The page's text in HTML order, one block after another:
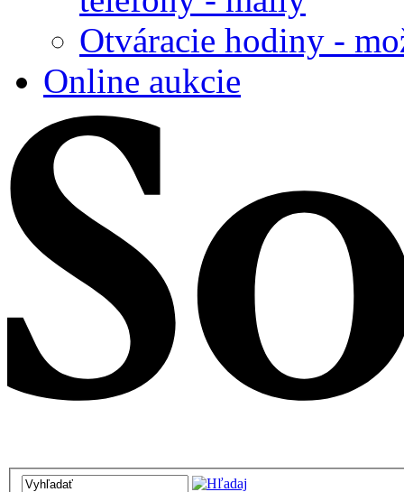
Otváracie hodiny -
Online aukcie